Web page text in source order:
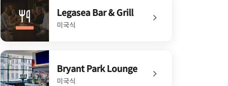
Legasea Bar & Grill
미국식
undefined Legasea Bar & Grill
Bryant Park Lounge
미국식